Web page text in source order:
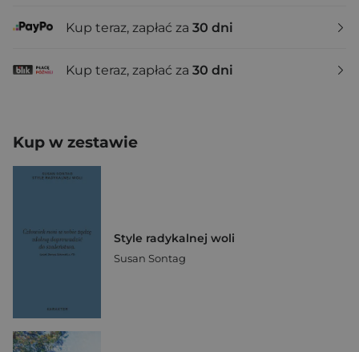
Kup teraz, zapłać za 30 dni
Kup teraz, zapłać za 30 dni
Kup w zestawie
Style radykalnej woli
Susan Sontag